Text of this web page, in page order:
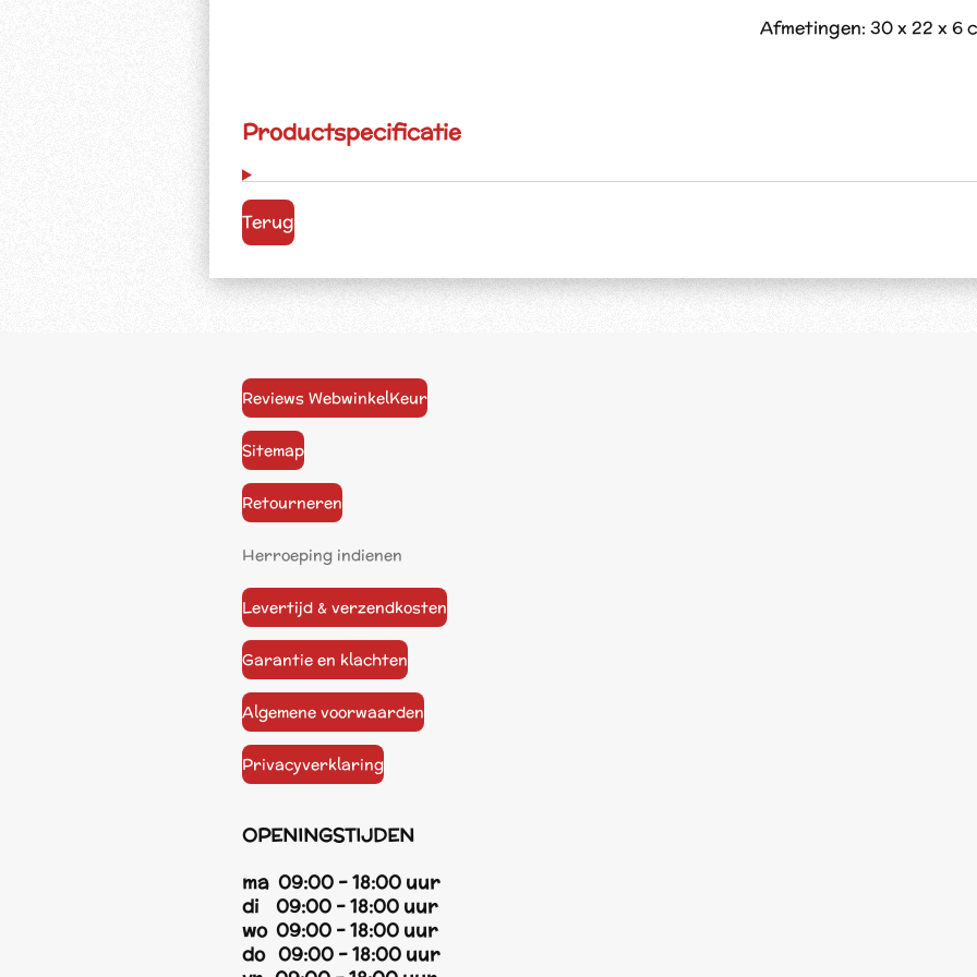
Afmetingen: 30 x 22 x 6
Productspecificatie
Terug
Reviews WebwinkelKeur
Sitemap
Retourneren
Herroeping indienen
Levertijd & verzendkosten
Garantie en klachten
Algemene voorwaarden
Privacyverklaring
OPENINGSTIJDEN
ma 09:00 - 18:00 uur
di 09:00 - 18:00 uur
wo 09:00 - 18:00 uur
do 09:00 - 18:00 uur